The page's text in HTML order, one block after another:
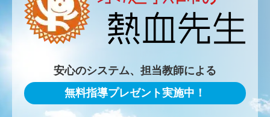
安心のシステム、担当教師による
無料指導プレゼント実施中！